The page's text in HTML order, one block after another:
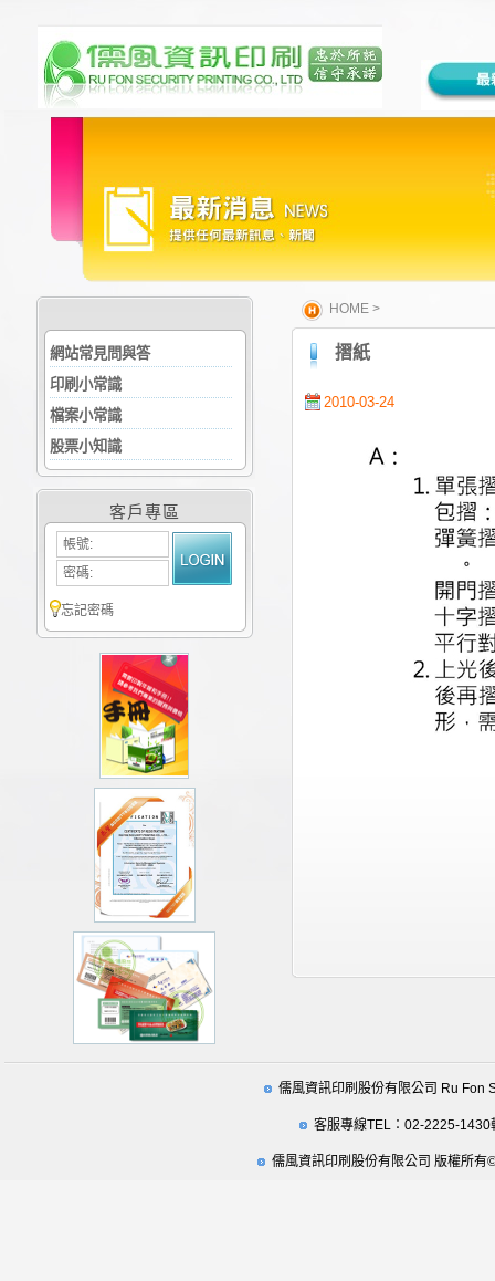
網站常見問與答
印刷小常識
檔案小常識
股票小知識
客戶專區
帳號:
密碼:
忘記密碼
HOME >
摺紙
2010-03-24
儒風資訊印刷股份有限公司 Ru Fon
客服專線TEL：02-2225-1430
儒風資訊印刷股份有限公司 版權所